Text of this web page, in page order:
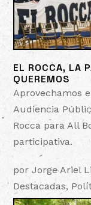
EL ROCCA, LA
QUEREMOS
porJorge Ariel
Destacadas,
Aprovechamos
Audiencia
Rocca para All
participativa.